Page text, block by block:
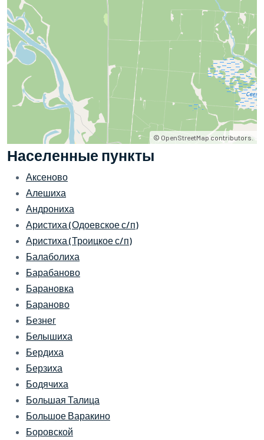
© OpenStreetMap contributors.
Населенные пункты
Аксеново
Алешиха
Андрониха
Аристиха (Одоевское с/п)
Аристиха (Троицкое с/п)
Балаболиха
Барабаново
Барановка
Бараново
Безнег
Белышиха
Бердиха
Берзиха
Бодячиха
Большая Талица
Большое Варакино
Боровской